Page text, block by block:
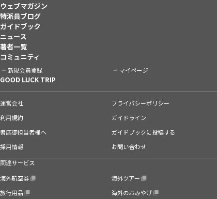
ウェブマガジン
特派員ブログ
ガイドブック
ニュース
著者一覧
コミュニティ
新規会員登録 マイページ
GOOD LUCK TRIP
運営会社
プライバシーポリシー
利用規約
ガイドライン
書店御担当者様へ
ガイドブックに投稿する
採用情報
お問い合わせ
関連サービス
海外航空券
海外ツアー
旅行用品
海外のおみやげ